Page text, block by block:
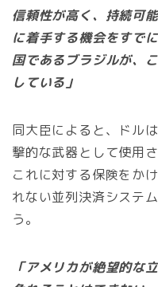
信頼性が高く、持続可
に着手する機会をすで
国であるブラジルが、
している」
同大臣によると、ドル
撃的な武器として使用
これに対する保険をか
れない並列決済システ
う。
「アメリカが絶望的な